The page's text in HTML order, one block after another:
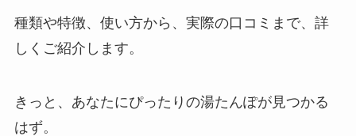
種類や特徴、使い方から、実際の口コミまで、詳
しくご紹介します。
きっと、あなたにぴったりの湯たんぽが見つかる
はず。